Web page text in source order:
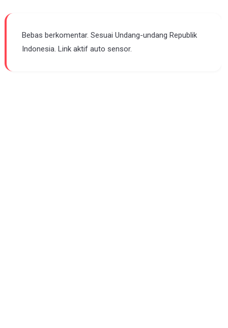
Bebas berkomentar. Sesuai Undang-undang Republik
Indonesia. Link aktif auto sensor.